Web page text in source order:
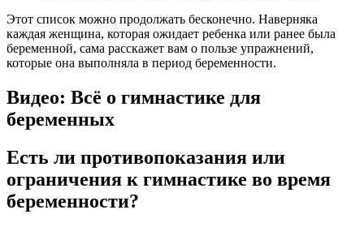
Этот список можно продолжать бесконечно. Наверняка
каждая женщина, которая ожидает ребенка или ранее была
беременной, сама расскажет вам о пользе упражнений,
которые она выполняла в период беременности.
Видео: Всё о гимнастике для
беременных
Есть ли противопоказания или
ограничения к гимнастике во время
беременности?